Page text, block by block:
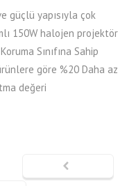
güçlü yapısıyla çok
150W halojen projektör
Sınıfına Sahip
göre %20 Daha az
değeri